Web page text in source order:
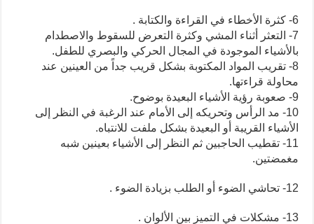
6- كثرة الأخطاء في القراءة والكتابة .
7- التعثر أثناء المشي وكثرة التعرض للسقوط والاصطدام
بالأشياء الموجودة في المجال الحركي والبصري للطفل.
8- تقريب المواد المكتوبة بشكل قريب جداً من العينين عند
محاولة قراءتها.
9- صعوبة رؤية الأشياء البعيدة بوضوح.
10- مد الرأس وتحريكه إلى الأمام عند الرغبة في النظر إلى
الأشياء القريبة أو البعيدة بشكل ملفت للانتباه.
11- تقطيب الحاجبين ثم النظر إلى الأشياء بعينين شبه
مغمضتين.
12- تحاشي الضوء أو الطلب بزيادة الضوء .
13- مشكلات في التميز بين الألوان .